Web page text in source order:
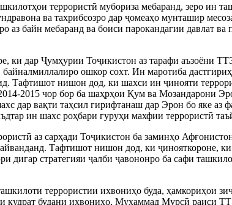
террористӣ мубориза мебаранд, зеро ин
ва тахрибсозро дар ҷомеаҳо мунташир
аз байн мебаранд ва боиси парокандагии давлат ва
ки дар Ҷумҳурии Тоҷикистон аз тарафи аъзоёни
ошкор сохт. Ин маротиба
Тафтишот нишон дод, ки шахси ин ҷинояти
2015 чор бор ба шаҳрҳои Қум ва Мозандарони
дар вақти таҳсил гирифтанаш дар Эрон бо яке
ин шахс роҳбари гуруҳи махфии террористӣ
аз сарҳади Тоҷикистон ба заминҳо
Тафтишот нишон дод, ки ҷинояткороне,
дигар стратегияи ҷалби ҷавононро ба сафи
террористии ихвониҳо буда, ҳамкориҳои
қудрат будани ихвониҳо, Муҳаммад Мурсӣ